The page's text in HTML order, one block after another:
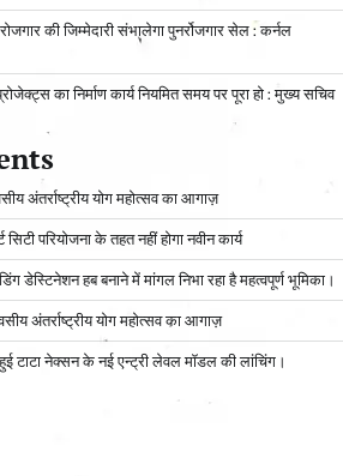
की जिम्मेदारी संभालेगा पुनर्रोजगार सेल : कर्नल
का निर्माण कार्य नियमित समय पर पूरा हो : मुख्य सचिव
अंतर्राष्ट्रीय योग महोत्सव का आगाज़
सिटी परियोजना के तहत नहीं होगा नवीन कार्य
डेस्टिनेशन हब बनाने में मांगल निभा रहा है महत्वपूर्ण भूमिका।
अंतर्राष्ट्रीय योग महोत्सव का आगाज़
टाटा नेक्सन के नई एन्ट्री लेवल मॉडल की लांचिंग।